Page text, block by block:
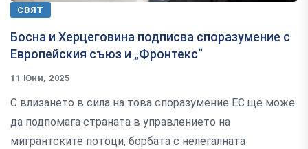
СВЯТ
Босна и Херцеговина подписва споразумение с
Европейския съюз и „Фронтекс“
11 Юни, 2025
С влизането в сила на това споразумение ЕС ще може
да подпомага страната в управлението на
мигрантските потоци, борбата с нелегалната